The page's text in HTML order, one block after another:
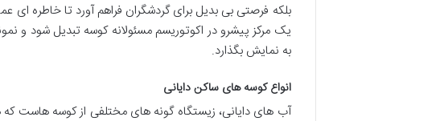
بلکه فرصتی بی بدیل برای گردشگران فراهم آورد تا خاطره ای
یک مرکز پیشرو در اکوتوریسم مسئولانه کوسه تبدیل شود و
به نمایش بگذارد.
انواع کوسه های ساکن دایانی
آب های دایانی، زیستگاه گونه های مختلفی از کوسه هاست